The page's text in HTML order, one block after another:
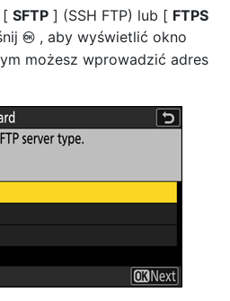
[ SFTP ] (SSH FTP) lub [ FTPS
J , aby wyświetlić okno
możesz wprowadzić adres